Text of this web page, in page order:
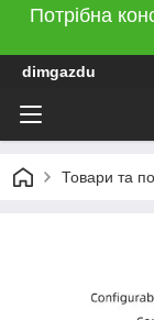
Потрібна
dimgazdu
Товари та